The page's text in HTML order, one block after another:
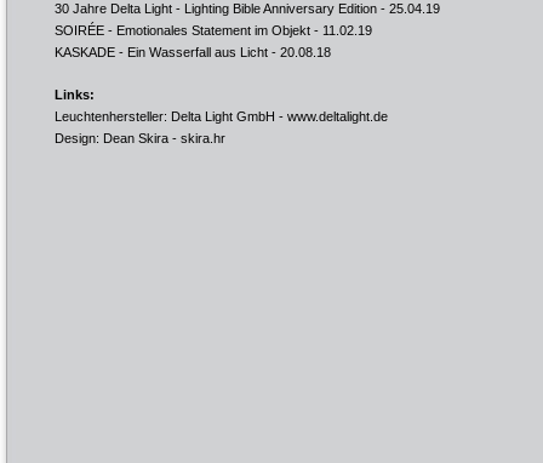
30 Jahre Delta Light - Lighting Bible Anniversary Edition - 25.04.19
SOIRÉE - Emotionales Statement im Objekt - 11.02.19
KASKADE - Ein Wasserfall aus Licht - 20.08.18
Links:
Leuchtenhersteller: Delta Light GmbH - www.deltalight.de
Design: Dean Skira - skira.hr